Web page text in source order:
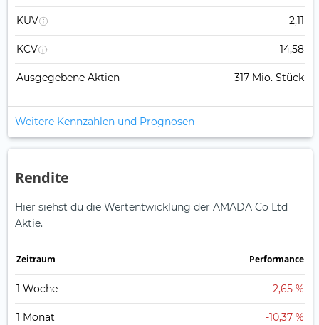
KUV 2,11
KCV 14,58
Ausgegebene Aktien 317 Mio. Stück
Weitere Kennzahlen und Prognosen
Rendite
Hier siehst du die Wertentwicklung der AMADA Co Ltd
Aktie.
Zeitraum Perfor­mance
1 Woche -2,65 %
1 Monat -10,37 %